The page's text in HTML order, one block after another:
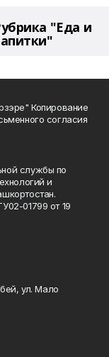
"Еда и
Копирование
согласия
службы по
и
01799 от 19
ул. Мало